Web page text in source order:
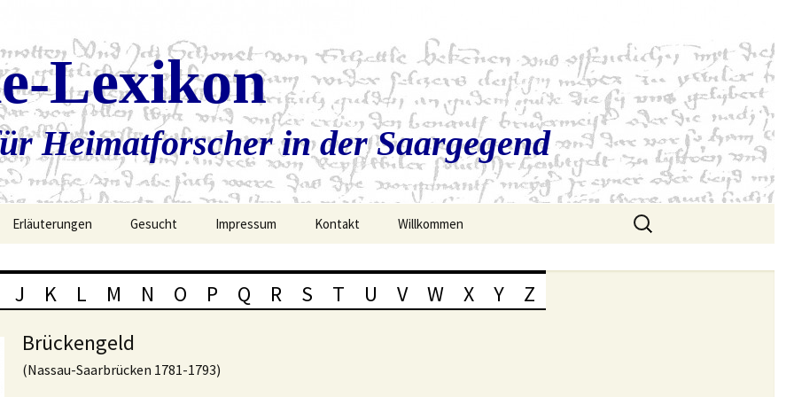
Lexikon
Heimatforscher in der Saargegend
Erläuterungen Gesucht Impressum Kontakt Willkommen
Suchen
nach:
J K L M N O P Q R S T U V W X Y
Z
Brückengeld
(Nassau-Saarbrücken 1781-1793)